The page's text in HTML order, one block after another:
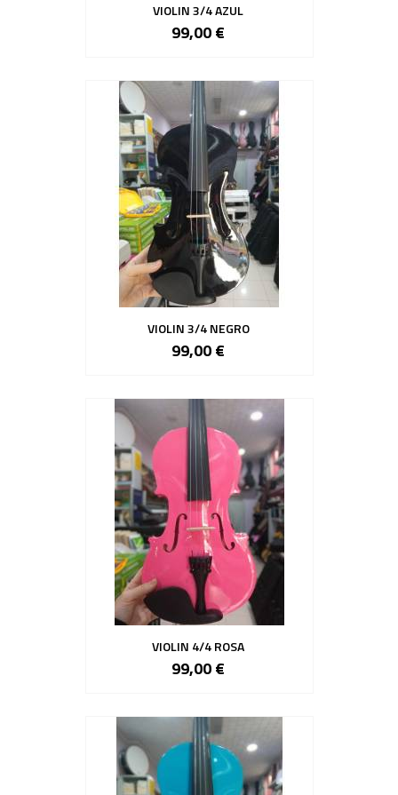
VIOLIN 3/4 AZUL
99,00 €
VIOLIN 3/4 NEGRO
99,00 €
VIOLIN 4/4 ROSA
99,00 €